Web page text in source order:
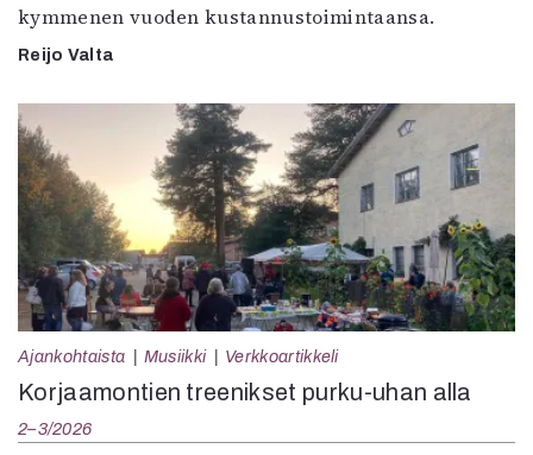
kymmenen vuoden kustannustoimintaansa.
Reijo Valta
Ajankohtaista Musiikki Verkkoartikkeli
Korjaamontien treenikset purku-uhan alla
2–3/2026